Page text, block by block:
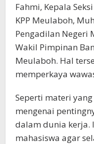
Fahmi, Kepala
KPP Meulaboh,
Pengadilan Negeri
Wakil Pimpinan
Meulaboh. Hal
memperkaya
Seperti materi
mengenai
dalam dunia kerja.
mahasiswa agar